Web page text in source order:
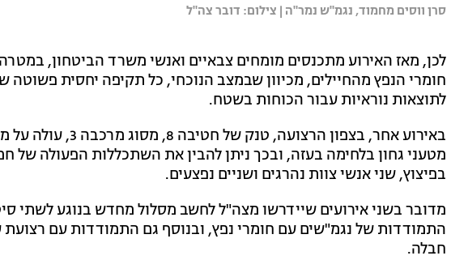
סרן ווסים מחמוד, נגמ"ש נמר"ה | צילום: דובר צה"ל
לכן, מאז האירוע מתכנסים מומחים צבאיים ואנשי משרד הביטחון,
חומרי הנפץ מהחיילים, מכיוון שבמצב הנוכחי, כל תקיפה יחסית
לתוצאות נוראיות עבור הכוחות בשטח.
באירוע אחר, בצפון
מטעני גחון בלחימה בעזה, ובכך ניתן להבין את השתכללות הפעולה
בפיצוץ, שני אנשי צוות נהרגים ושניים נפצעים.
מדובר בשני אירועים שיידרשו מצה"ל לחשב מסלול מחדש בנוגע לשתי
התמודדות של נגמ"שים עם חומרי נפץ, ובנוסף גם התמודדות עם
חבלה.